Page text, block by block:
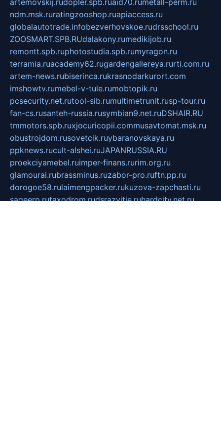
artemovskij.rudopler.spb.ruaid70.rumetall-perm.ru
ndm.msk.ruratingzooshop.ruapiaccess.ru
globalautotrade.infobezverhovskoe.rudrsschool.ru
ZOOSMART.SPB.RUdalakony.rumedikijob.ru
remontt.spb.ruphotostudia.spb.rumyragon.ru
terramia.ruacademy62.rugardengallereya.rurti.com.ru
artem-news.rubiserinca.rukrasnodarkurort.com
imshowtv.rumebel-v-tule.rumobtopik.ru
pcsecurity.net.rutool-sib.rumultimetrunit.rusp-tour.ru
fan-cs.rusanteh-russia.rusymbian9.net.ruDSHAIR.RU
tmmotors.spb.ruxjocuricopii.commusavtomat.msk.ru
obustrojdom.rusovetcik.ruybaranovskaya.ru
ppknews.rucult-alshei.ruJAPANRUSSIA.RU
proekciyamebel.ruimper-finans.rurim.org.ru
glamourai.rubrassminus.ruzabor-pro.ruftn.pp.ru
dorogoe58.rulaimengpacker.rukuzova-zapchasti.ru
sageerp.rutaxodrom.rudsrazvitie.ruhardcity.net.ru